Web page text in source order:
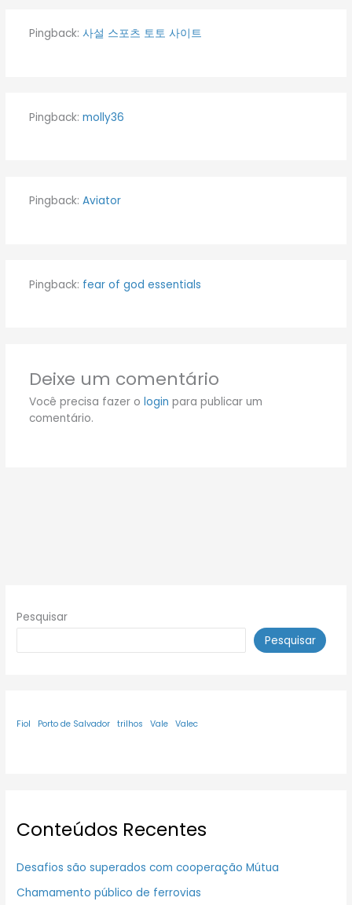
Pingback: 사설 스포츠 토토 사이트
Pingback: molly36
Pingback: Aviator
Pingback: fear of god essentials
Deixe um comentário
Você precisa fazer o login para publicar um
comentário.
Pesquisar
Pesquisar
Fiol Porto de Salvador trilhos Vale Valec
Conteúdos Recentes
Desafios são superados com cooperação Mútua
Chamamento público de ferrovias